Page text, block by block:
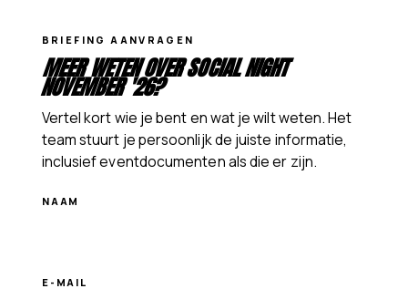
BRIEFING AANVRAGEN
MEER WETEN OVER SOCIAL NIGHT
NOVEMBER '26?
Vertel kort wie je bent en wat je wilt weten. Het
team stuurt je persoonlijk de juiste informatie,
inclusief eventdocumenten als die er zijn.
NAAM
E-MAIL